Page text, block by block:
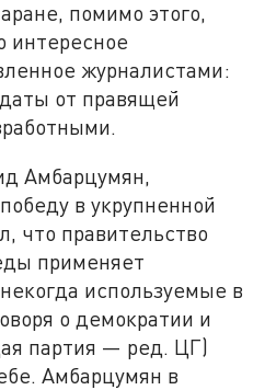
помимо этого,
интересное
журналистами:
от правящей
Амбарцумян,
в укрупненной
что правительство
применяет
используемые в
о демократии и
партия — ред. ЦГ)
Амбарцумян в